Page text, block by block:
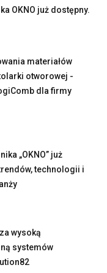
OKNO już dostępny.
materiałów
otworowej -
dla firmy
„OKNO” już
technologii i
wysoką
systemów